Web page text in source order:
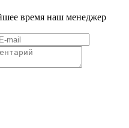
время наш менеджер